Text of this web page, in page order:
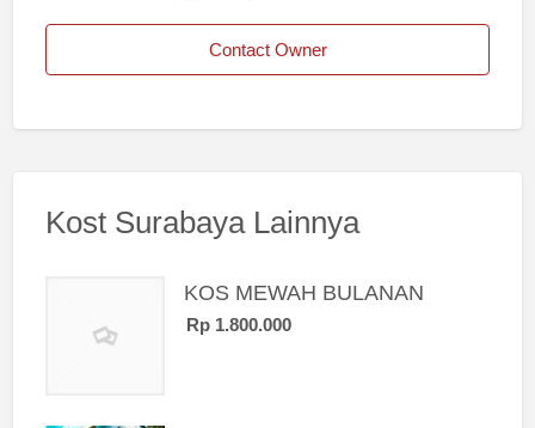
Contact Owner
Kost Surabaya Lainnya
KOS MEWAH BULANAN
Rp 1.800.000